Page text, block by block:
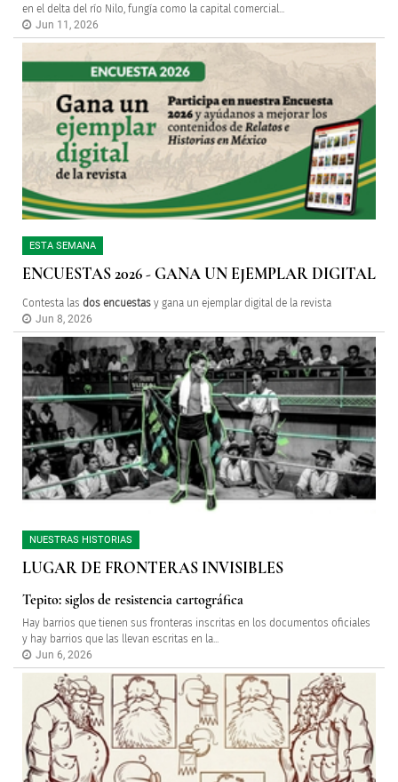
en el delta del río Nilo, fungía como la capital comercial...
Jun 11, 2026
ESTA SEMANA
ENCUESTAS 2026 - GANA UN EJEMPLAR DIGITAL
Contesta las dos encuestas y gana un ejemplar digital de la revista
Jun 8, 2026
NUESTRAS HISTORIAS
LUGAR DE FRONTERAS INVISIBLES
Tepito: siglos de resistencia cartográfica
Hay barrios que tienen sus fronteras inscritas en los documentos oficiales
y hay barrios que las llevan escritas en la...
Jun 6, 2026